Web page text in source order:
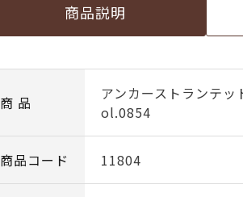
商品説明
商 品
アンカーストランテ
ol.0854
商品コード 11804